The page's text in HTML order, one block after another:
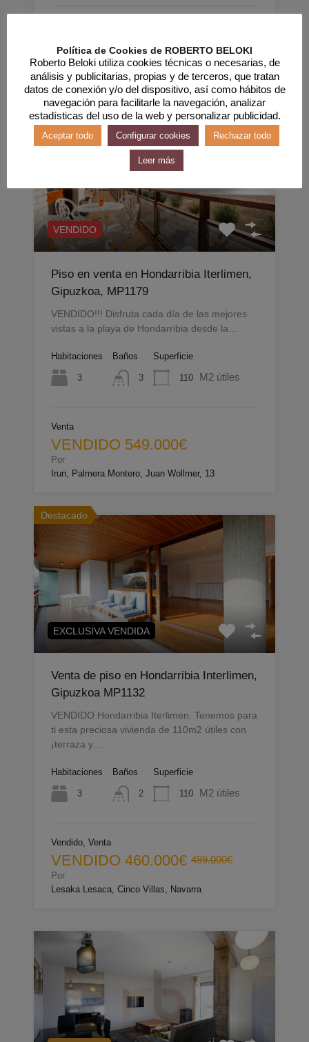
VENDIDO 185.000€
Por
Donostia San Sebastián, Paseo Antzieta, 31
Destacado
VENDIDO
Piso en venta en Hondarribia Iterlimen,
Gipuzkoa, MP1179
VENDIDO!!! Disfruta cada día de las mejores
vistas a la playa de Hondarribia desde la…
Habitaciones
3
Baños
3
Superficie
110 M2 útiles
Venta
VENDIDO 549.000€
Por
Irun, Palmera Montero, Juan Wollmer, 13
Destacado
EXCLUSIVA VENDIDA
Venta de piso en Hondarribia Interlimen,
Gipuzkoa MP1132
VENDIDO Hondarribia Iterlimen. Tenemos para
ti esta preciosa vivienda de 110m2 útiles con
¡terraza y…
Habitaciones
3
Baños
2
Superficie
110 M2 útiles
Vendido, Venta
VENDIDO 460.000€ 499.000€
Por
Lesaka Lesaca, Cinco Villas, Navarra
Política de Cookies de ROBERTO BELOKI
Roberto Beloki utiliza cookies técnicas o necesarias, de
análisis y publicitarias, propias y de terceros, que tratan
datos de conexión y/o del dispositivo, así como hábitos de
navegación para facilitarle la navegación, analizar
estadísticas del uso de la web y personalizar publicidad.
Aceptar todo Configurar cookies Rechazar todo
Leer más